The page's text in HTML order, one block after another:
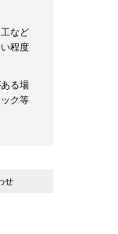
など
程度
る場
ク等
せ